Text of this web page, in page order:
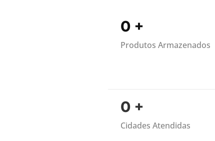
0 +
Produtos Armazenados
0 +
Cidades Atendidas